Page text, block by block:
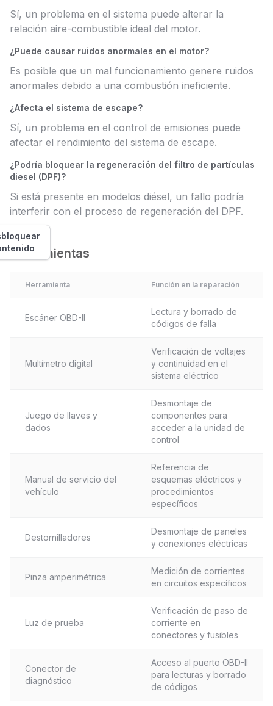
Sí, un problema en el sistema puede alterar la
relación aire-combustible ideal del motor.
¿Puede causar ruidos anormales en el motor?
Es posible que un mal funcionamiento genere ruidos
anormales debido a una combustión ineficiente.
¿Afecta el sistema de escape?
Sí, un problema en el control de emisiones puede
afectar el rendimiento del sistema de escape.
¿Podría bloquear la regeneración del filtro de partículas
diesel (DPF)?
Si está presente en modelos diésel, un fallo podría
interferir con el proceso de regeneración del DPF.
Herramientas
Herramienta Función en la reparación
Escáner OBD-II
Lectura y borrado de
códigos de falla
Multímetro digital
Verificación de voltajes
y continuidad en el
sistema eléctrico
Juego de llaves y
dados
Desmontaje de
componentes para
acceder a la unidad de
control
Manual de servicio del
vehículo
Referencia de
esquemas eléctricos y
procedimientos
específicos
Destornilladores
Desmontaje de paneles
y conexiones eléctricas
Pinza amperimétrica
Medición de corrientes
en circuitos específicos
Luz de prueba
Verificación de paso de
corriente en
conectores y fusibles
Conector de
diagnóstico
Acceso al puerto OBD-II
para lecturas y borrado
de códigos